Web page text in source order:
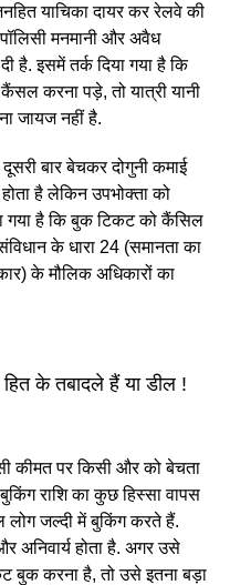
याचिका दायर कर रेलवे की
मनमानी और अवैध
है. इसमें तर्क दिया गया है कि
करना पड़े, तो यात्री यानी
जायज नहीं है.
बार बेचकर दोगुनी कमाई
है लेकिन उपभोक्ता को
गया है कि बुक टिकट को कैंसिल
के धारा 24 (समानता का
के मौलिक अधिकारों का
के तबादले हैं या डील !
कीमत पर किसी और को बेचता
राशि का कुछ हिस्सा वापस
लोग जल्दी में बुकिंग करते हैं.
अनिवार्य होता है. अगर उसे
बुक करना है, तो उसे इतना बड़ा